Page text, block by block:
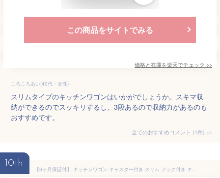
この商品をサイトでみる
価格と在庫を楽天でチェック >>
ころころあい(40代・女性)
スリムタイプのキッチンワゴンはいかがでしょうか。スキマ収
納ができるのでスッキリするし、3段あるので収納力があるのも
おすすめです。
全てのおすすめコメント (1件) >
10th
【6ヶ月保証付】 キッチンワゴン キャスター付き スリム フック付き キッチン収納 調味料 小物 大容量 ワゴン 収納ラック キャスター付き 3段 スリム 隙間収納 キッチン おもちゃ 収納 ラック 棚 リビング 部屋 美容室 オフィス バスルーム おしゃれ 省スペース 簡単組立